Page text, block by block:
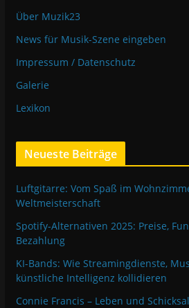
Über Muzik23
News für Musik-Szene eingeben
Impressum / Datenschutz
Galerie
Lexikon
Neueste Beiträge
Luftgitarre: Vom Spaß im
Weltmeisterschaft
Spotify-Alternativen 2025: Preise,
Bezahlung
KI-Bands: Wie Streamingdienste,
künstliche Intelligenz kollidieren
Connie Francis – Leben und